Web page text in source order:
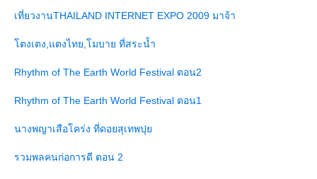
เที่ยวงานTHAILAND INTERNET EXPO 2009 มาจ้า
ตงเตง,แตงไทย,โมบาย ที่สระน้ำ
Rhythm of The Earth World Festival ตอน2
Rhythm of The Earth World Festival ตอน1
นางพญาเสือโคร่ง ที่ดอยสุเทพปุ
รวมพลคนก่อการดี ตอน 2